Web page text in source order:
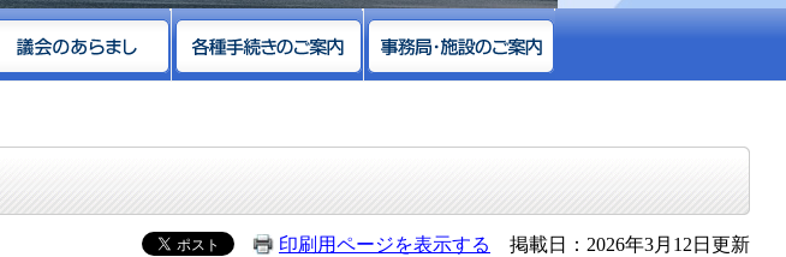
印刷用ページを表示する
掲載日：2026年3月12日更新